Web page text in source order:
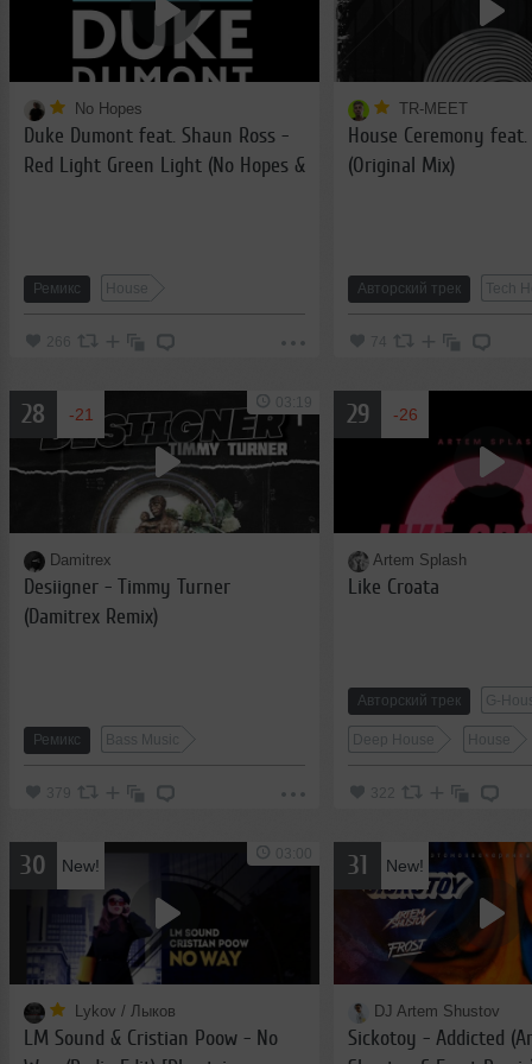
No Hopes
Duke Dumont feat. Shaun Ross -
Red Light Green Light (No Hopes &
Ремикс House
266
TR-MEET
House Ceremony feat.
(Original Mix)
Авторский трек Tech
74
28 -21
Damitrex
Desiigner - Timmy Turner
(Damitrex Remix)
Ремикс Bass Music
379
03:19 29 -26
Artem Splash
Like Croata
Авторский трек G-
Deep House House
322
30 New!
Lykov / Лыков
LM Sound & Cristian Poow - No
03:00 31 New!
DJ Artem Shustov
Sickotoy - Addicted